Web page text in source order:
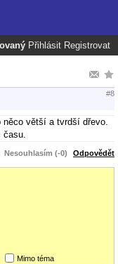
Přihlásit Registrovat
#8
větší a tvrdší dřevo.
času.
Nesouhlasím (-0) Odpovědět
Mimo téma